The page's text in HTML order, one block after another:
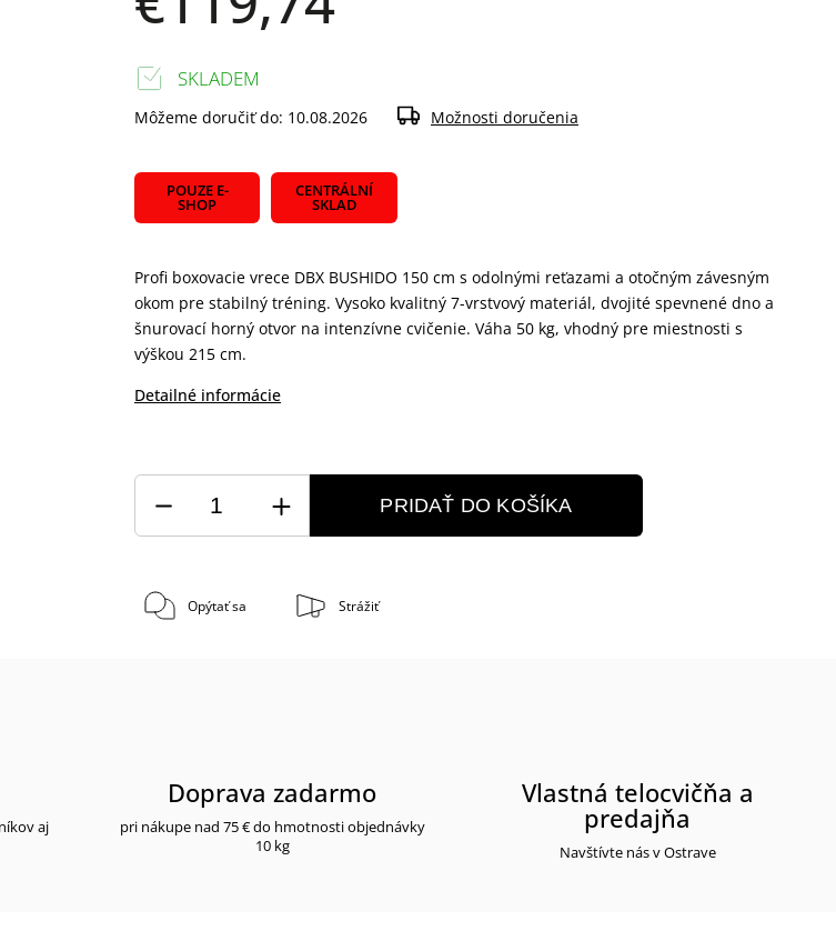
POUZE E-
SHOP
CENTRÁLNÍ
SKLAD
Profi boxovacie vrece DBX BUSHIDO 150 cm s odolnými reťazami a otočným závesným
okom pre stabilný tréning. Vysoko kvalitný 7-vrstvový materiál, dvojité spevnené dno a
šnurovací horný otvor na intenzívne cvičenie. Váha 50 kg, vhodný pre miestnosti s
výškou 215 cm.
Detailné informácie
SKLADEM
Môžeme doručiť do: 10.08.2026 Možnosti doručenia
PRIDAŤ DO KOŠÍKA
Opýtať sa Strážiť
aj
Doprava zadarmo
pri nákupe nad 75 € do hmotnosti objednávky
10 kg
Vlastná telocvičňa a
predajňa
Navštívte nás v Ostrave